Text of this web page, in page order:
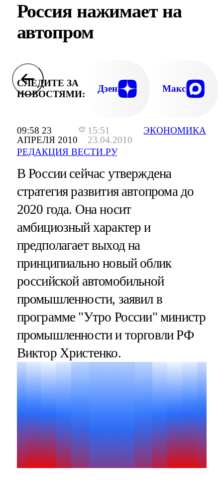
09:58 23
АПРЕЛЯ 2010
15:51
23.04.2010
РЕДАКЦИЯ ВЕСТИ.РУ
ЭКОНОМИКА
Россия нажимает на
автопром
СЛЕДИТЕ ЗА
НОВОСТЯМИ:
Дзен Макс
В России сейчас утверждена
стратегия развития автопрома до
2020 года. Она носит
амбициозный характер и
предполагает выход на
принципиально новый облик
российской автомобильной
промышленности, заявил в
программе "Утро России" министр
промышленности и торговли РФ
Виктор Христенко.